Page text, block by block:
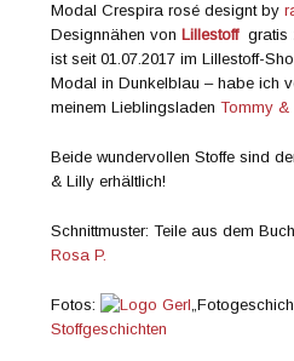
Modal Crespira rosé designt by
Designnähen von Lillestoffgratis
ist seit 01.07.2017 im Lillestoff-
Modal in Dunkelblau – habe ich
meinem LieblingsladenTommy &
Beide wundervollen Stoffe sind
& Lilly erhältlich!
Schnittmuster: Teile aus dem
Rosa P.
Fotos:
Stoffgeschichten